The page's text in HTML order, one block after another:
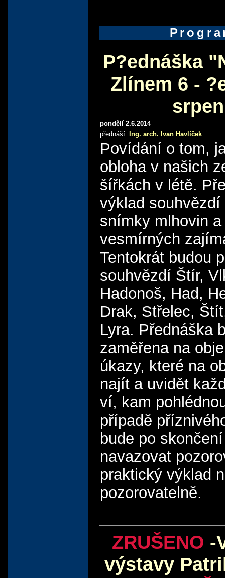
P?ednáška
Zlínem 6 -
pondělí 2.6.2014
přednáší: Ing. arch. Ivan Havlíček
Povídání o tom,
obloha v našich
šířkách v létě.
výklad souhvězdí
snímky mlhovin
vesmírných
Tentokrát budou
souhvězdí Štír,
Hadonoš, Had,
Drak, Střelec,
Lyra. Přednáška
zaměřena na
úkazy, které na
najít a uvidět
ví, kam
případě
bude po
navazovat
praktický výklad
pozorovatelně.
ZRUŠENO -
výstavy